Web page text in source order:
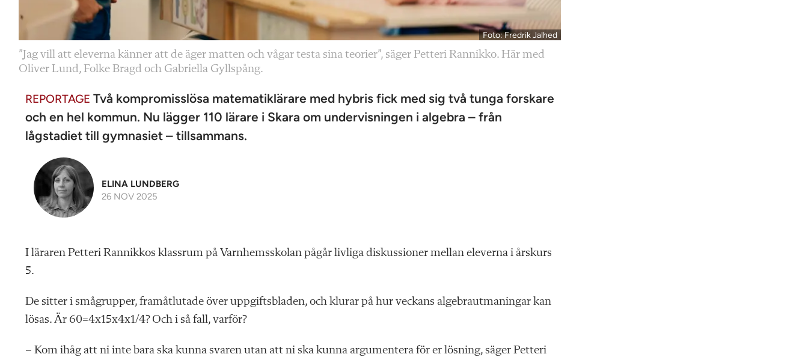
Foto: Fredrik Jalhed
”Jag vill att eleverna känner att de äger matten och vågar testa sina teorier”, säger Petteri Rannikko. Här med
Oliver Lund, Folke Bragd och Gabriella Gyllspång.
REPORTAGE Två kompromisslösa matematiklärare med hybris fick med sig två tunga forskare
och en hel kommun. Nu lägger 110 lärare i Skara om undervisningen i algebra – från
lågstadiet till gymnasiet – tillsammans.
ELINA LUNDBERG
26 NOV 2025
I läraren Petteri Rannikkos klassrum på Varnhemsskolan pågår livliga diskussioner mellan eleverna i årskurs
5.
De sitter i smågrupper, framåtlutade över uppgiftsbladen, och klurar på hur veckans algebrautmaningar kan
lösas. Är 60=4x15x4x1/4? Och i så fall, varför?
– Kom ihåg att ni inte bara ska kunna svaren utan att ni ska kunna argumentera för er lösning, säger Petteri